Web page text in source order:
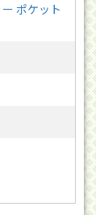
ポケット